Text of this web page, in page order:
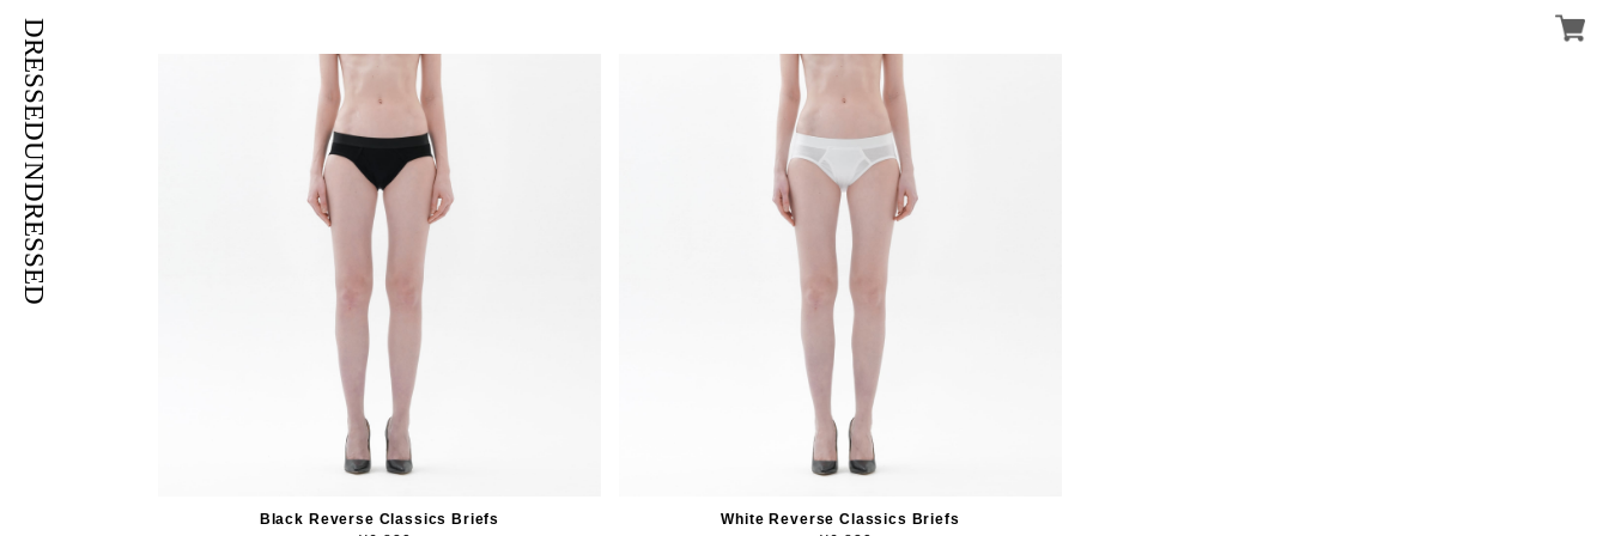
DRESSEDUNDRESSED
Black Reverse Classics Briefs
White Reverse Classics Briefs